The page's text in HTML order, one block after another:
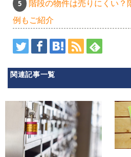
階段の物件は売りにくい？
例もご紹介
関連記事一覧